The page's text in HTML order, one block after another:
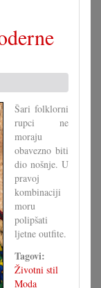
Šari folklorni
rupci ne
moraju
obavezno biti
dio nošnje. U
pravoj
kombinaciji
moru
polipšati
ljetne outfite.
Tagovi:
Životni stil
Moda